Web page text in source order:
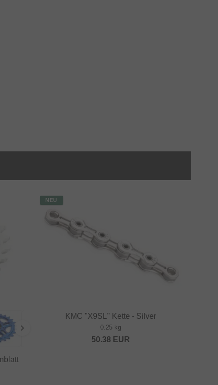
NEU
KMC "X9SL" Kette - Silver
0.25 kg
50.38 EUR